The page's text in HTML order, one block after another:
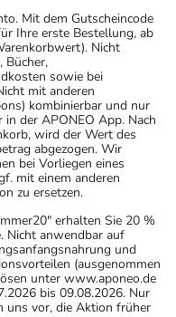
Mit dem Gutscheincode
Ihre erste Bestellung, ab
Nicht
Bücher,
sowie bei
mit anderen
kombinierbar und nur
der APONEO App. Nach
wird der Wert des
abgezogen. Wir
bei Vorliegen eines
mit einem anderen
zu ersetzen.
erhalten Sie 20 %
Nicht anwendbar auf
und
(ausgenommen
unter www.aponeo.de
bis 09.08.2026. Nur
uns vor, die Aktion früher